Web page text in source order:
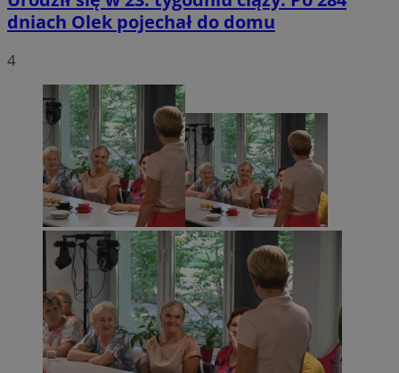
dniach Olek pojechał do domu
4